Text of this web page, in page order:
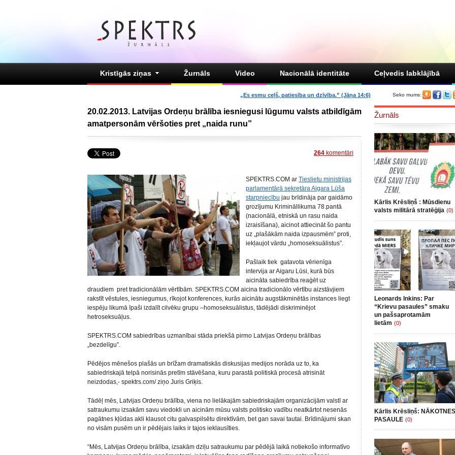
Kristīgās ziņas Žurnāls Video Nacionālā identitāte Ceļvedis labklājībā
Seko mums:
„Es esmu ceļš, patiesība un dzīvība.” (Jāņa 14:6)
20.02.2013. Latvijas Ordeņu brālība iesniegusi lūgumu valsts atbildīgām
amatpersonām vēršoties pret „naida runu”
264 komentāri
SPEKTRS.COM ar Tieslietu ministrijas
parlamentārā sekretāra Aigara Lūša
starpniecību jau brīdināja par gaidāmo
grozījumu Krimināllikuma 78.pantā
(nacionālā, etniskā un rasu naida
izraisīšana), aicinot attiecināt šo pantu
uz „plašākām naida izpausmēm” proti,
iekļaujot vārdu „homoseksuālistus”.
Pašlaik tiek gatavota vērienīga
intervija ar Aigaru Lūsi, kurā būs
aicināta sabiedrība reaģēt uz
draudiem pret tradicionālām vērtībām. SPEKTRS.COM aicina tradicionālo vērtību aizstāvjiem
rakstīt vēstules, iesniegumus, rīkojot konferences, kurās aicinātu augstākminētās instances liegt
iespēju likumā īpaši izdalīt cilvēku grupu –homoseksuālistus, tādējādi diskriminējot
hetroseksuāļus.
SPEKTRS.COM sabiedrības uzmanībai stāda priekšā pirmo Latvijas Ordeņu brālības
„bezdelīgu”.
Pēdējos mēnešos plašās un brīžam dramatiskās diskusijas medijos norāda uz to, ka
sabiedriskajā telpā norisinās pretīm stāvēšana, kuru parastā politiskā procesā atrisināt
neizdodas,- spektrs.com/ ziņo Juris Griķis.
Tādēļ mēs, Latvijas Ordeņu brālība, viena no lielākajām sabiedriskajām organizācijām valstī ar
satraukumu izsakām savu viedokli un aicinām mūsu valsts politisko vadību neatkārtot nesenās
pagātnes kļūdas akli klausot citu galvaspilsētu direktīvām, bet gan savai tautai. Brīdinājumi skan
no visām pusēm un ir pēdējais laiks ir tajos ieklausīties.
“Mēs, Latvijas Ordeņu brālība, izsakām dziļu satraukumu par pēdējā laikā notiekošo informatīvo
Žurnāls
Kārlis Krēsliņš : Mūsdienu
valsts militārā stratēģija (0)
Leonards Inkins: Par
“Krievu pasaules” smaku
un pašsaprotamām
lietām (0)
Kārlis Krēsliņš: NĀKOTNES
PASAULE (0)